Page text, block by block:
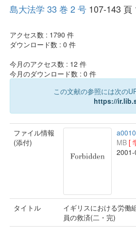
島大法学 33 巻 2 号 107-143 頁
アクセス数 : 1790 件
ダウンロード数 : 0 件
今月のアクセス数 : 12 件
今月のダウンロード数 : 0 件
この文献の参照には次の
https://
ファイル情報
(添付)
MB [
タイトル
イギリスにおける労働
員の救済(二・完)